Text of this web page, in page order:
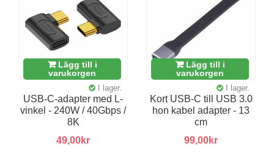
Lägg till i
varukorgen
I lager.
USB-C-adapter med L-
vinkel - 240W / 40Gbps /
8K
49,00kr
Lägg till i
varukorgen
I lager.
Kort USB-C till USB 3.0
hon kabel adapter - 13
cm
99,00kr